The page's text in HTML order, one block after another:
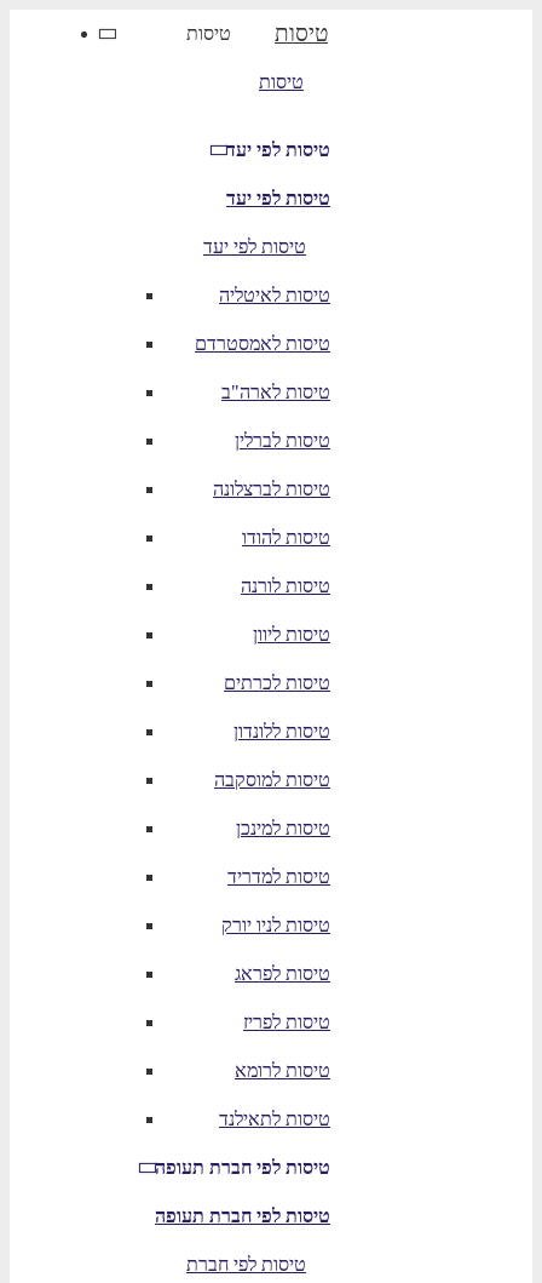
טיסות טיסות
טיסות
טיסות לפי יעד
טיסות לפי יעד
טיסות לפי יעד
טיסות לאיטליה
טיסות לאמסטרדם
טיסות לארה"ב
טיסות לברלין
טיסות לברצלונה
טיסות להודו
טיסות לורנה
טיסות ליוון
טיסות לכרתים
טיסות ללונדון
טיסות למוסקבה
טיסות למינכן
טיסות למדריד
טיסות לניו יורק
טיסות לפראג
טיסות לפריז
טיסות לרומא
טיסות לתאילנד
טיסות לפי חברת תעופה
טיסות לפי חברת תעופה
טיסות לפי חברת